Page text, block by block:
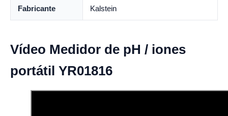
Fabricante Kalstein
Vídeo Medidor de pH / iones
portátil YR01816